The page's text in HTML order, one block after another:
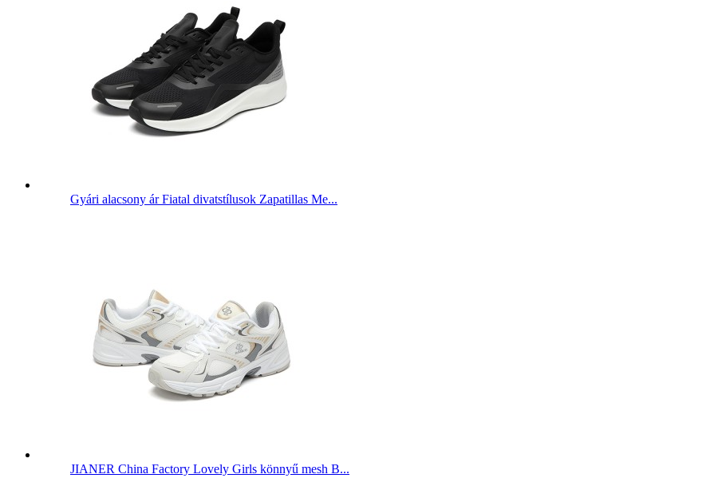
Gyári alacsony ár Fiatal divatstílusok Zapatillas Me...
JIANER China Factory Lovely Girls könnyű mesh B...